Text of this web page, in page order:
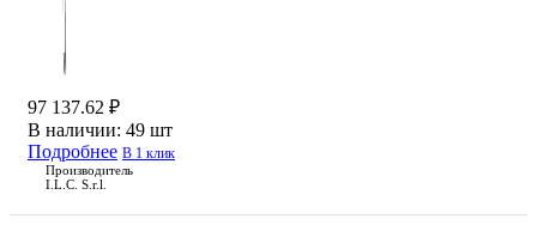
97 137.62 ₽
В наличии: 49 шт
Подробнее В 1 клик
Производитель
I.L.C. S.r.l.